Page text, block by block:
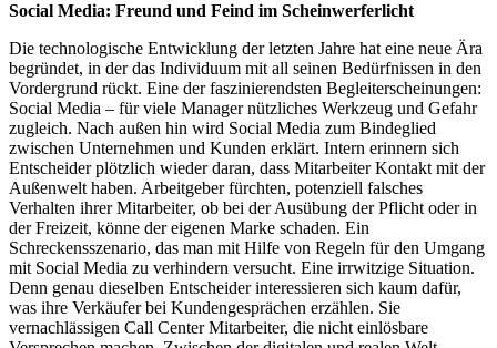
Social Media: Freund und Feind im Scheinwerferlicht
Die technologische Entwicklung der letzten Jahre hat eine neue Ära
begründet, in der das Individuum mit all seinen Bedürfnissen in den
Vordergrund rückt. Eine der faszinierendsten Begleiterscheinungen:
Social Media – für viele Manager nützliches Werkzeug und Gefahr
zugleich. Nach außen hin wird Social Media zum Bindeglied
zwischen Unternehmen und Kunden erklärt. Intern erinnern sich
Entscheider plötzlich wieder daran, dass Mitarbeiter Kontakt mit der
Außenwelt haben. Arbeitgeber fürchten, potenziell falsches
Verhalten ihrer Mitarbeiter, ob bei der Ausübung der Pflicht oder in
der Freizeit, könne der eigenen Marke schaden. Ein
Schreckensszenario, das man mit Hilfe von Regeln für den Umgang
mit Social Media zu verhindern versucht. Eine irrwitzige Situation.
Denn genau dieselben Entscheider interessieren sich kaum dafür,
was ihre Verkäufer bei Kundengesprächen erzählen. Sie
vernachlässigen Call Center Mitarbeiter, die nicht einlösbare